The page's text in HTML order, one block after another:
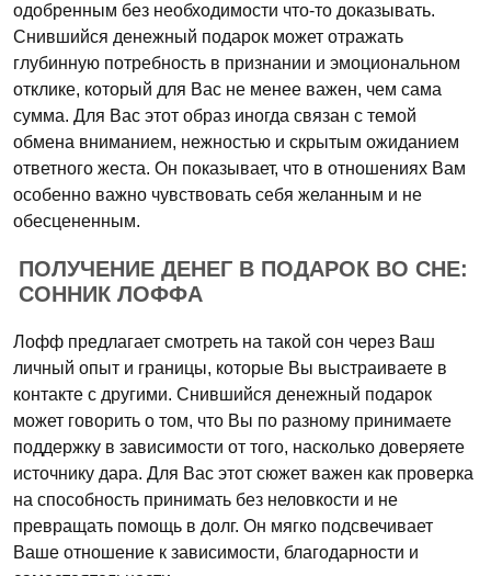
одобренным без необходимости что-то доказывать.
Снившийся денежный подарок может отражать
глубинную потребность в признании и эмоциональном
отклике, который для Вас не менее важен, чем сама
сумма. Для Вас этот образ иногда связан с темой
обмена вниманием, нежностью и скрытым ожиданием
ответного жеста. Он показывает, что в отношениях Вам
особенно важно чувствовать себя желанным и не
обесцененным.
ПОЛУЧЕНИЕ ДЕНЕГ В ПОДАРОК ВО СНЕ:
СОННИК ЛОФФА
Лофф предлагает смотреть на такой сон через Ваш
личный опыт и границы, которые Вы выстраиваете в
контакте с другими. Снившийся денежный подарок
может говорить о том, что Вы по разному принимаете
поддержку в зависимости от того, насколько доверяете
источнику дара. Для Вас этот сюжет важен как проверка
на способность принимать без неловкости и не
превращать помощь в долг. Он мягко подсвечивает
Ваше отношение к зависимости, благодарности и